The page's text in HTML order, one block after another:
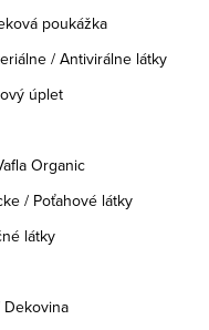
poukážka
/ Antivirálne látky
úplet
Organic
/ Poťahové látky
látky